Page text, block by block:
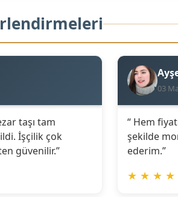
taşı tam
İşçilik çok
güvenilir.”
03
“ Hem
şekilde
ederim.”
★ ★ ★ ★